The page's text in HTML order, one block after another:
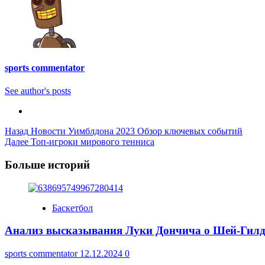
sports commentator
See author's posts
Post
Navigation
Назад Новости Уимблдона 2023 Обзор ключевых событий
Далее Топ-игроки мирового тенниса
Больше историй
Баскетбол
Анализ высказывания Луки Дончича о Шей-
sports commentator 12.12.2024 0